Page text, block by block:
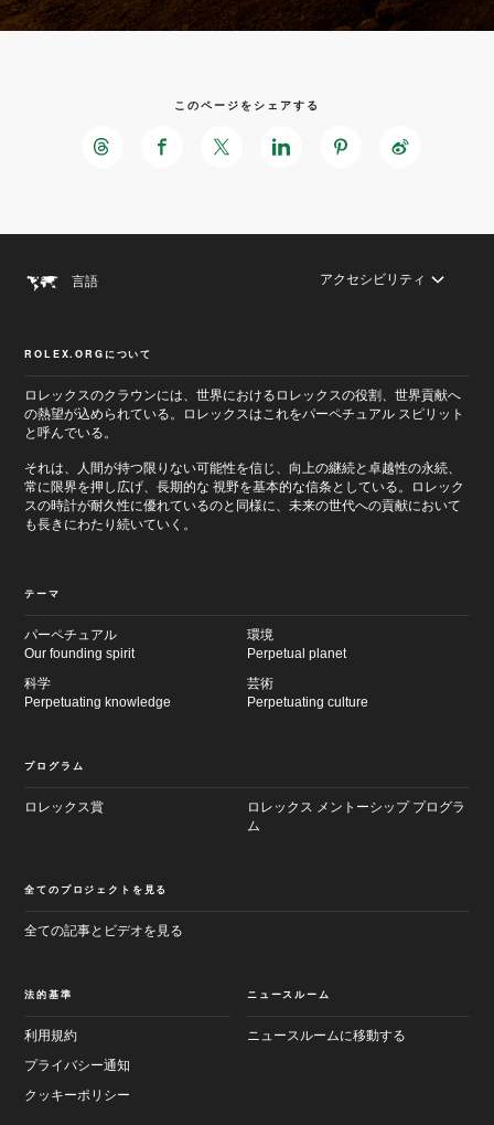
メ
イ
ン
へ
進
む
フ
ッ
へ
進
む
このページをシェアする
言語 アクセシビリティ
ROLEX.ORGについて
ロレックスのクラウンには、世界におけるロレックスの役割、世界貢献へ
の熱望が込められている。ロレックスはこれをパーペチュアル スピリット
と呼んでいる。
それは、人間が持つ限りない可能性を信じ、向上の継続と卓越性の永続、
常に限界を押し広げ、長期的な 視野を基本的な信条としている。ロレック
スの時計が耐久性に優れているのと同様に、未来の世代への貢献において
も長きにわたり続いていく。
テーマ
パーペチュアル
Our founding spirit
環境
Perpetual planet
科学
Perpetuating knowledge
芸術
Perpetuating culture
プログラム
ロレックス賞
ロレックス メントーシップ プログラ
ム
全てのプロジェクトを見る
全ての記事とビデオを見る
法的基準
利用規約
プライバシー通知
クッキーポリシー
ニュースルーム
ニュースルームに移動する